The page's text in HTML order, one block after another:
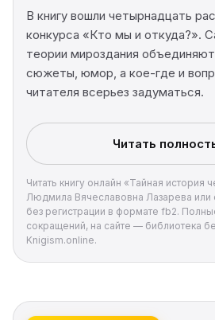
В книгу вошли четырнадцать
конкурса «Кто мы и откуда?».
теории мироздания
сюжеты, юмор, а кое-где и
читателя всерьез задуматься.
Читать
Читать книгу онлайн «Тайная история
Людмила Вячеславовна Лазарева или
без регистрации в формате fb2.
сокращений, на сайте — библиотека
Knigism.online.